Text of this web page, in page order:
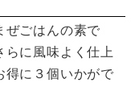
ぜごはんの素で
に風味よく仕上
得に３個いかがで